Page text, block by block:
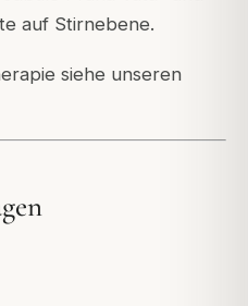
auf Stirnebene.
siehe unseren